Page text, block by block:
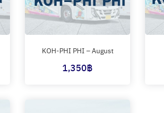
KOH-PHI PHI – August
1,350฿